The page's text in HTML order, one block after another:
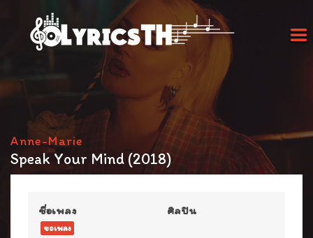
Anne-Marie
Speak Your Mind (2018)
ชื่อเพลง
ขอเพลง
ศิลปิน